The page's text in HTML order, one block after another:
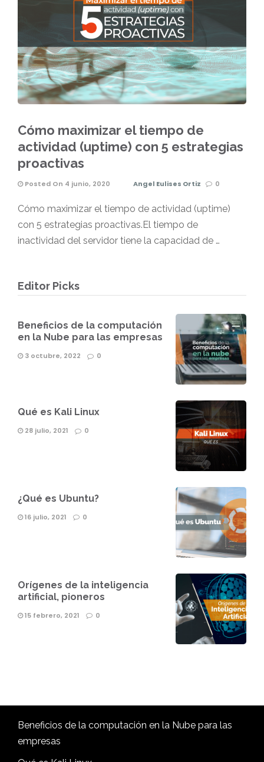
Cómo maximizar el tiempo de
actividad (uptime) con 5 estrategias
proactivas
Posted On 4 junio, 2020 Angel Eulises Ortiz 0
Cómo maximizar el tiempo de actividad (uptime)
con 5 estrategias proactivas.El tiempo de
inactividad del servidor tiene la capacidad de …
Editor Picks
Beneficios de la computación
en la Nube para las empresas
3 octubre, 2022 0
Qué es Kali Linux
28 julio, 2021 0
¿Qué es Ubuntu?
16 julio, 2021 0
Orígenes de la inteligencia
artificial, pioneros
15 febrero, 2021 0
Beneficios de la computación en la Nube para las
empresas